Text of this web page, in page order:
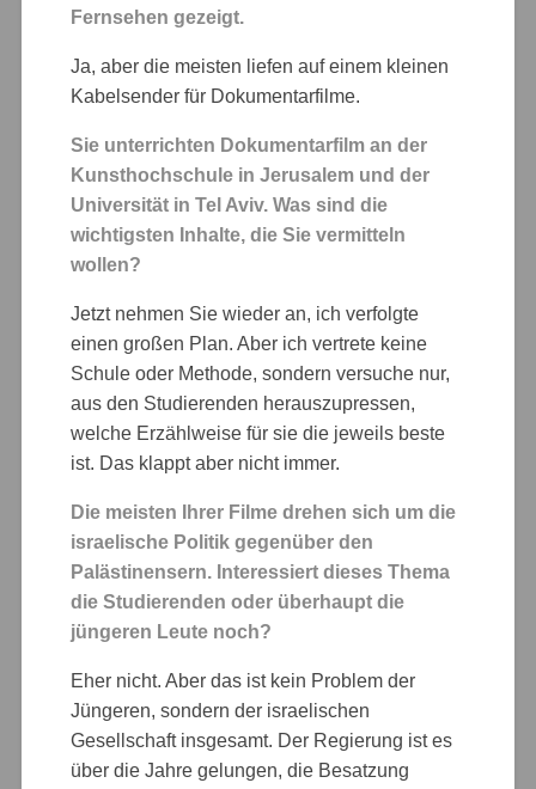
Fernsehen gezeigt.
Ja, aber die meisten liefen auf einem kleinen
Kabelsender für Dokumentarfilme.
Sie unterrichten Dokumentarfilm an der
Kunsthochschule in Jerusalem und der
Universität in Tel Aviv. Was sind die
wichtigsten Inhalte, die Sie vermitteln
wollen?
Jetzt nehmen Sie wieder an, ich verfolgte
einen großen Plan. Aber ich vertrete keine
Schule oder Methode, sondern versuche nur,
aus den Studierenden herauszupressen,
welche Erzählweise für sie die jeweils beste
ist. Das klappt aber nicht immer.
Die meisten Ihrer Filme drehen sich um die
israelische Politik gegenüber den
Palästinensern. Interessiert dieses Thema
die Studierenden oder überhaupt die
jüngeren Leute noch?
Eher nicht. Aber das ist kein Problem der
Jüngeren, sondern der israelischen
Gesellschaft insgesamt. Der Regierung ist es
über die Jahre gelungen, die Besatzung